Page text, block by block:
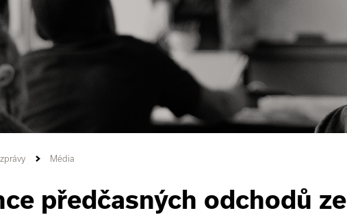
zprávy Média
předčasných odchodů ze